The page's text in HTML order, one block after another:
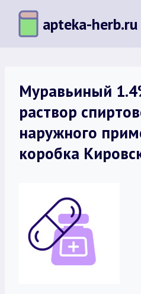
Перейти
содержимому
apteka-herb.ru
Муравьиный
раствор
наружного
коробка